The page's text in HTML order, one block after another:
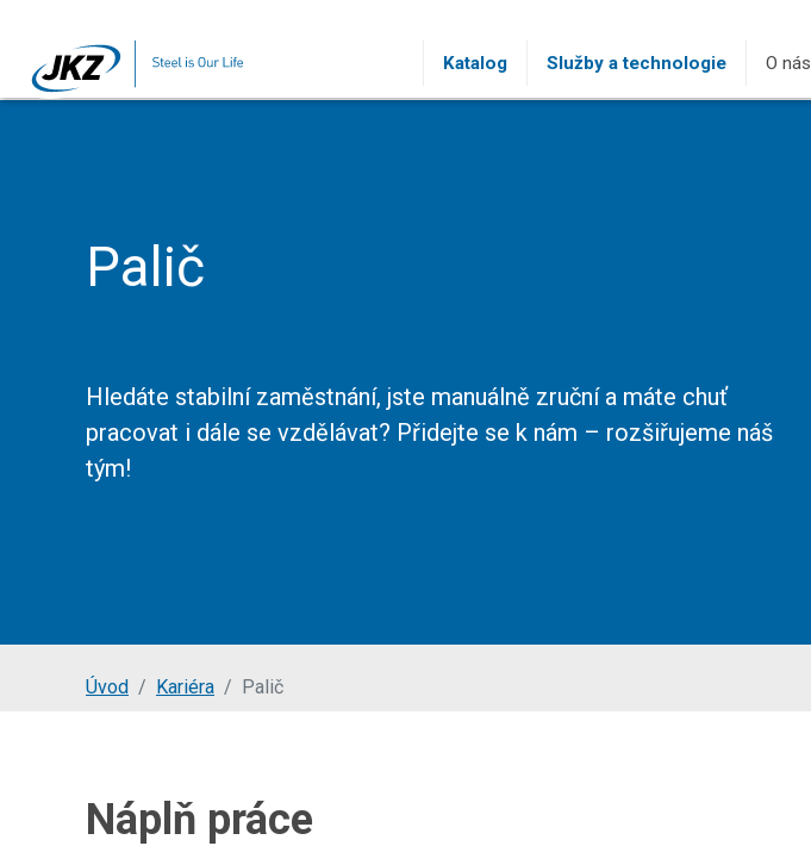
Katalog Služby a technologie O nás
Palič
Hledáte stabilní zaměstnání, jste manuálně zruční a máte chuť
pracovat i dále se vzdělávat? Přidejte se k nám – rozšiřujeme náš
tým!
Jsi tady:
Úvod Kariéra Palič
Náplň práce